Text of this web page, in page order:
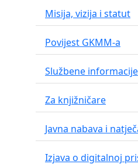
Misija, vizija i statut
Povijest GKMM-a
Službene informacije
Za knjižničare
Javna nabava i
Izjava o digitalnoj